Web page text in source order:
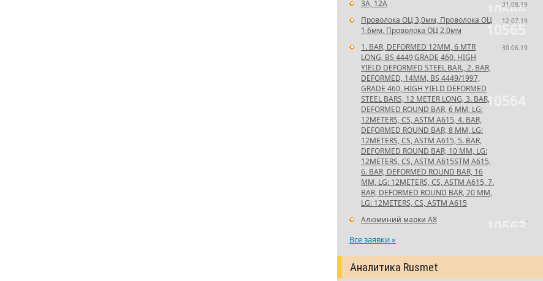
10566
31.08.19
3А, 12А
10565
12.07.19
Проволока ОЦ 3,0мм, Проволока ОЦ
1,6мм, Проволока ОЦ 2,0мм
10564
30.06.19
1. BAR, DEFORMED 12MM, 6 MTR
LONG, BS 4449,GRADE 460, HIGH
YIELD DEFORMED STEEL BAR., 2. BAR,
DEFORMED, 14MM, BS 4449/1997,
GRADE 460, HIGH YIELD DEFORMED
STEEL BARS, 12 METER LONG, 3. BAR,
DEFORMED ROUND BAR, 6 MM, LG:
12METERS, CS, ASTM A615, 4. BAR,
DEFORMED ROUND BAR, 8 MM, LG:
12METERS, CS, ASTM A615, 5. BAR,
DEFORMED ROUND BAR, 10 MM, LG:
12METERS, CS, ASTM A615STM A615,
6. BAR, DEFORMED ROUND BAR, 16
MM, LG: 12METERS, CS, ASTM A615, 7.
BAR, DEFORMED ROUND BAR, 20 MM,
LG: 12METERS, CS, ASTM A615
-
Алюминий марки А8
Все заявки »
Аналитика Rusmet